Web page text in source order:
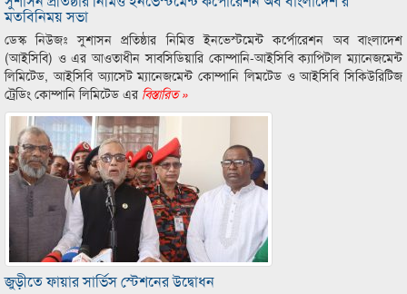
মতবিনিময় সভা
ডেস্ক নিউজঃ সুশাসন প্রতিষ্ঠার নিমিত্ত ইনভেস্টমেন্ট কর্পোরেশন অব বাংলাদেশ
(আইসিবি) ও এর আওতাধীন সাবসিডিয়ারি কোম্পানি-আইসিবি ক্যাপিটাল ম্যানেজমেন্ট
লিমিটেড, আইসিবি অ্যাসেট ম্যানেজমেন্ট কোম্পানি লিমটেড ও আইসিবি সিকিউরিটিজ
ট্রেডিং কোম্পানি লিমিটেড এর বিস্তারিত »
জুড়ীতে ফায়ার সার্ভিস স্টেশনের উদ্বোধন